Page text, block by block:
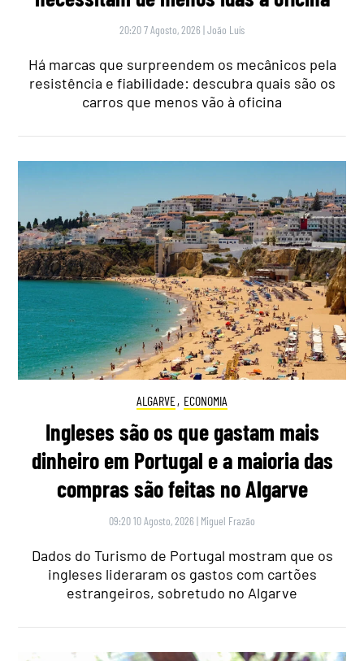
20:20 7 Agosto, 2026 |João Luís
Há marcas que surpreendem os mecânicos pela
resistência e fiabilidade: descubra quais são os
carros que menos vão à oficina
ALGARVE, ECONOMIA
Ingleses são os que gastam mais
dinheiro em Portugal e a maioria das
compras são feitas no Algarve
09:20 10 Agosto, 2026 | Miguel Frazão
Dados do Turismo de Portugal mostram que os
ingleses lideraram os gastos com cartões
estrangeiros, sobretudo no Algarve